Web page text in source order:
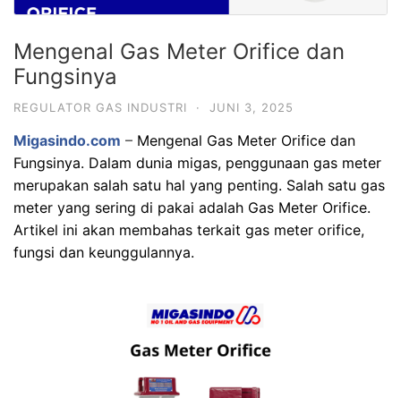
Mengenal Gas Meter Orifice dan
Fungsinya
REGULATOR GAS INDUSTRI · JUNI 3, 2025
Migasindo.com – Mengenal Gas Meter Orifice dan
Fungsinya. Dalam dunia migas, penggunaan gas meter
merupakan salah satu hal yang penting. Salah satu gas
meter yang sering di pakai adalah Gas Meter Orifice.
Artikel ini akan membahas terkait gas meter orifice,
fungsi dan keunggulannya.